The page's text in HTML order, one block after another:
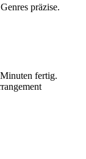
präzise.
fertig.